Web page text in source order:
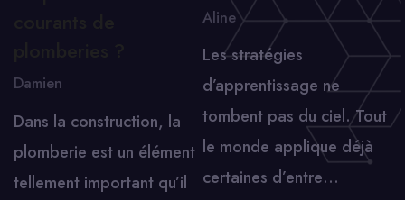
Damien
Dans la construction, la
plomberie est un élément
tellement important qu’il
Aline
Les stratégies
d’apprentissage ne
tombent pas du ciel. Tout
le monde applique déjà
certaines d’entre…